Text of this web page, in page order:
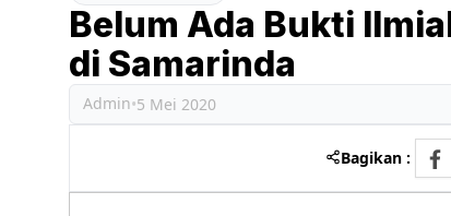
Belum Ada Bukti
di Samarinda
Admin•5 Mei 2020
Bagikan :